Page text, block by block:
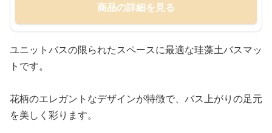
商品の詳細を見る
ユニットバスの限られたスペースに最適な珪藻土バスマッ
トです。
花柄のエレガントなデザインが特徴で、バス上がりの足元
を美しく彩ります。